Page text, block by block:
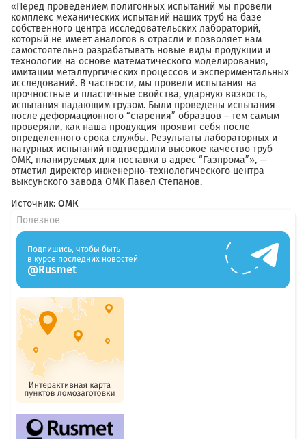
«Перед проведением полигонных испытаний мы провели
комплекс механических испытаний наших труб на базе
собственного центра исследовательских лабораторий,
который не имеет аналогов в отрасли и позволяет нам
самостоятельно разрабатывать новые виды продукции и
технологии на основе математического моделирования,
имитации металлургических процессов и экспериментальных
исследований. В частности, мы провели испытания на
прочностные и пластичные свойства, ударную вязкость,
испытания падающим грузом. Были проведены испытания
после деформационного “старения” образцов – тем самым
проверяли, как наша продукция проявит себя после
определенного срока службы. Результаты лабораторных и
натурных испытаний подтвердили высокое качество труб
ОМК, планируемых для поставки в адрес “Газпрома”», —
отметил директор инженерно-технологического центра
выксунского завода ОМК Павел Степанов.
Источник: ОМК
Полезное
Подпишись, чтобы быть
в курсе последних новостей
@Rusmet